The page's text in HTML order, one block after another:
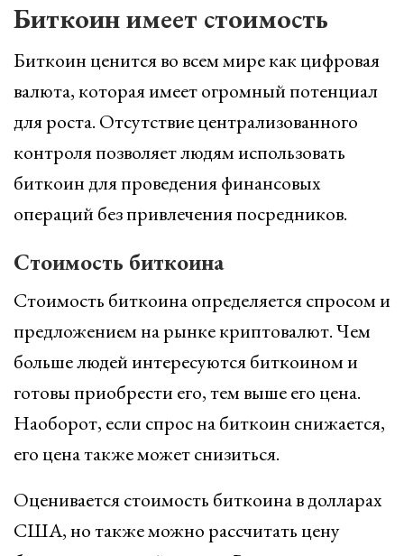
Биткоин имеет стоимость
Биткоин ценится во всем мире как цифровая
валюта, которая имеет огромный потенциал
для роста. Отсутствие централизованного
контроля позволяет людям использовать
биткоин для проведения финансовых
операций без привлечения посредников.
Стоимость биткоина
Стоимость биткоина определяется спросом и
предложением на рынке криптовалют. Чем
больше людей интересуются биткоином и
готовы приобрести его, тем выше его цена.
Наоборот, если спрос на биткоин снижается,
его цена также может снизиться.
Оценивается стоимость биткоина в долларах
США, но также можно рассчитать цену